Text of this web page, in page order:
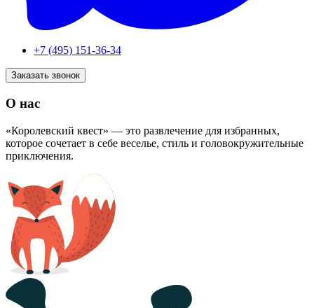
+7 (495) 151-36-34
Заказать звонок
О нас
«Королевский квест» — это развлечение для избранных,
которое сочетает в себе веселье, стиль и головокружительные
приключения.